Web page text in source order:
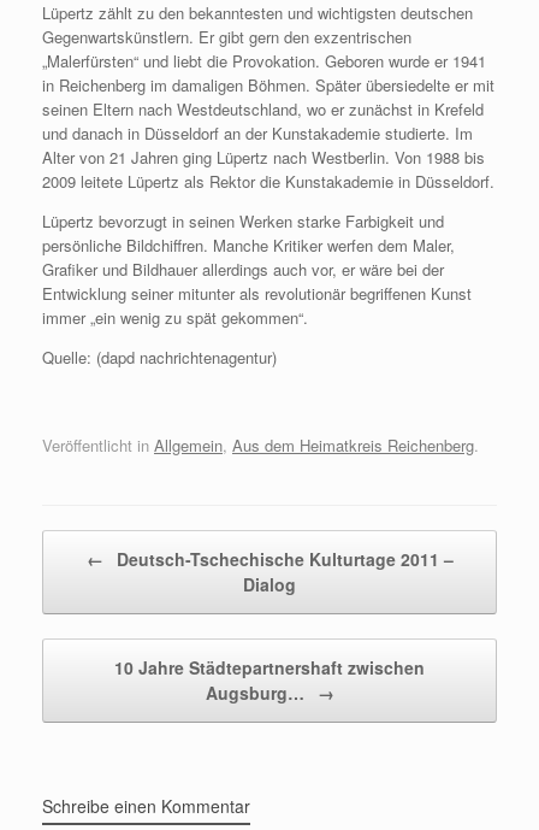
Lüpertz zählt zu den bekanntesten und wichtigsten deutschen
Gegenwartskünstlern. Er gibt gern den exzentrischen
„Malerfürsten“ und liebt die Provokation. Geboren wurde er 1941
in Reichenberg im damaligen Böhmen. Später übersiedelte er mit
seinen Eltern nach Westdeutschland, wo er zunächst in Krefeld
und danach in Düsseldorf an der Kunstakademie studierte. Im
Alter von 21 Jahren ging Lüpertz nach Westberlin. Von 1988 bis
2009 leitete Lüpertz als Rektor die Kunstakademie in Düsseldorf.
Lüpertz bevorzugt in seinen Werken starke Farbigkeit und
persönliche Bildchiffren. Manche Kritiker werfen dem Maler,
Grafiker und Bildhauer allerdings auch vor, er wäre bei der
Entwicklung seiner mitunter als revolutionär begriffenen Kunst
immer „ein wenig zu spät gekommen“.
Quelle: (dapd nachrichtenagentur)
Veröffentlicht in Allgemein, Aus dem Heimatkreis Reichenberg.
←
Deutsch-Tschechische Kulturtage 2011 –
Dialog
10 Jahre Städtepartnershaft zwischen
Augsburg…
→
Schreibe einen Kommentar